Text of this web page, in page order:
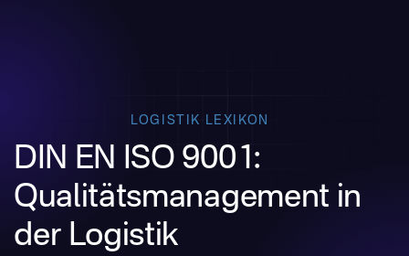
LOGISTIK LEXIKON
DIN EN ISO 9001:
Qualitätsmanagement in
der Logistik